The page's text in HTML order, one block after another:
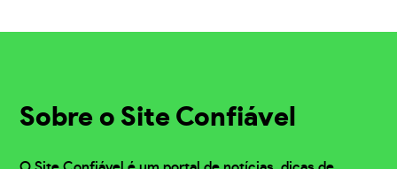
Sobre o Site Confiável